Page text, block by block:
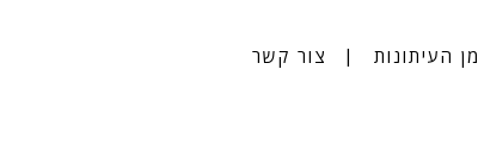
מן העיתונות צור קשר